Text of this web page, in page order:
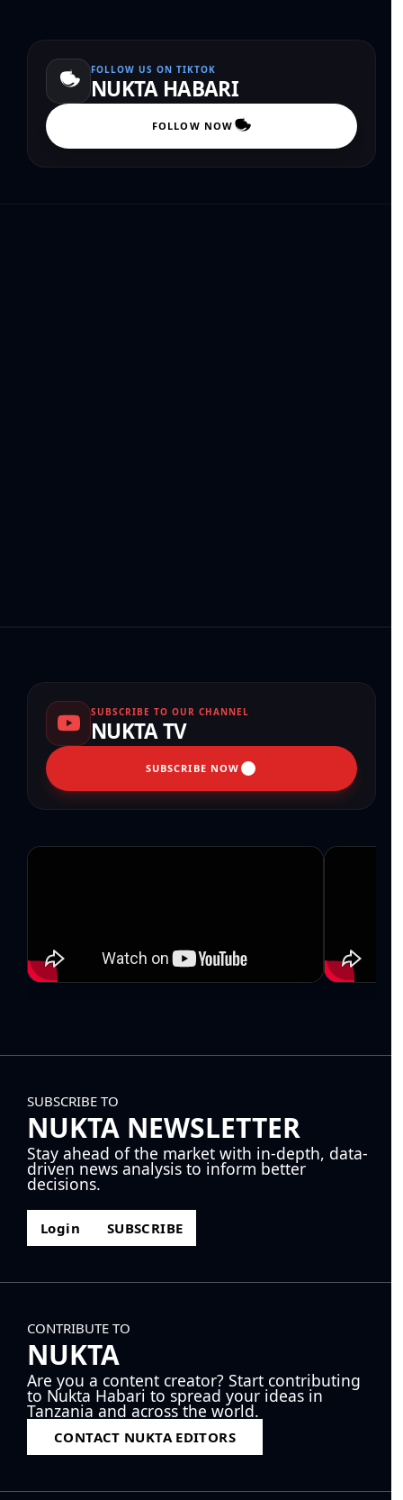
FOLLOW US ON TIKTOK
NUKTA HABARI
FOLLOW NOW
SUBSCRIBE TO OUR CHANNEL
NUKTA TV
SUBSCRIBE NOW
SUBSCRIBE TO
NUKTA NEWSLETTER
Stay ahead of the market with in-depth, data-
driven news analysis to inform better
decisions.
Login SUBSCRIBE
CONTRIBUTE TO
NUKTA
Are you a content creator? Start contributing
to Nukta Habari to spread your ideas in
Tanzania and across the world.
CONTACT NUKTA EDITORS